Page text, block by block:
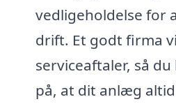
vedligeholdelse for
drift. Et godt firma
serviceaftaler, så
på, at dit anlæg